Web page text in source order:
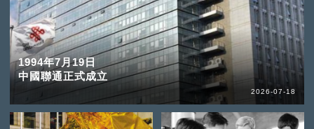
1994年7月19日
中國聯通正式成立
2026-07-18